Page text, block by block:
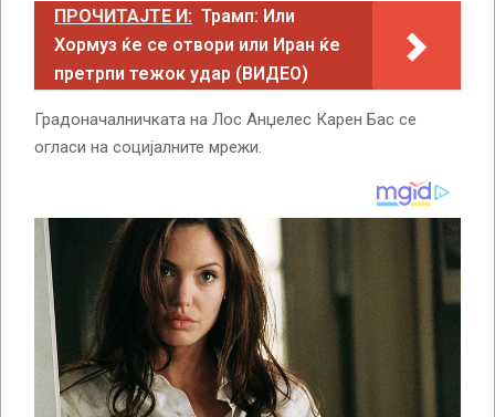
ПРОЧИТАЈТЕ И: Трамп: Или
Хормуз ќе се отвори или Иран ќе
претрпи тежок удар (ВИДЕО)
Градоначалничката на Лос Анџелес Карен Бас се
огласи на социјалните мрежи.